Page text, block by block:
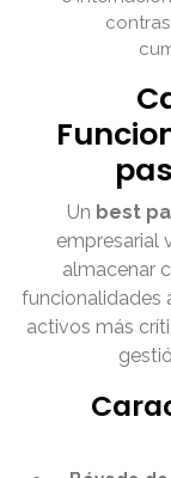
Un best
empresarial
almacenar
funcionalidades
activos más